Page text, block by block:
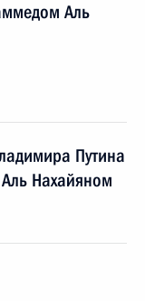
Аль
Путина
Нахайяном